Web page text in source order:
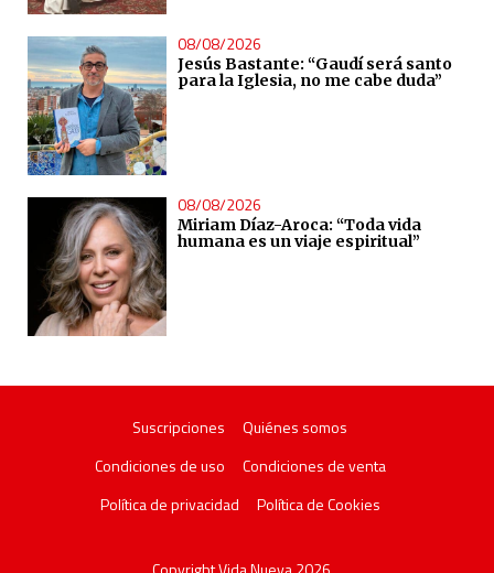
08/08/2026
Jesús Bastante: “Gaudí será santo
para la Iglesia, no me cabe duda”
08/08/2026
Miriam Díaz-Aroca: “Toda vida
humana es un viaje espiritual”
Suscripciones
Quiénes somos
Condiciones de uso
Condiciones de venta
Política de privacidad
Política de Cookies